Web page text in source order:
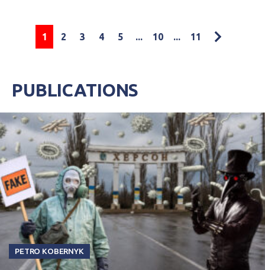
1 2 3 4 5 ... 10 ... 11
PUBLICATIONS
PETRO KOBERNYK